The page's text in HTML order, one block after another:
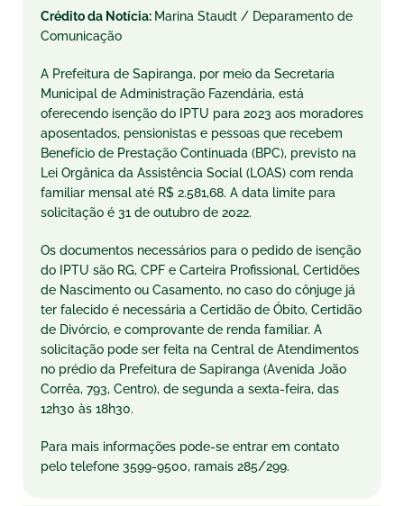
Crédito da Notícia: Marina Staudt / Deparamento de
Comunicação
A Prefeitura de Sapiranga, por meio da Secretaria
Municipal de Administração Fazendária, está
oferecendo isenção do IPTU para 2023 aos moradores
aposentados, pensionistas e pessoas que recebem
Benefício de Prestação Continuada (BPC), previsto na
Lei Orgânica da Assistência Social (LOAS) com renda
familiar mensal até R$ 2.581,68. A data limite para
solicitação é 31 de outubro de 2022.
Os documentos necessários para o pedido de isenção
do IPTU são RG, CPF e Carteira Profissional, Certidões
de Nascimento ou Casamento, no caso do cônjuge já
ter falecido é necessária a Certidão de Óbito, Certidão
de Divórcio, e comprovante de renda familiar. A
solicitação pode ser feita na Central de Atendimentos
no prédio da Prefeitura de Sapiranga (Avenida João
Corrêa, 793, Centro), de segunda a sexta-feira, das
12h30 às 18h30.
Para mais informações pode-se entrar em contato
pelo telefone 3599-9500, ramais 285/299.